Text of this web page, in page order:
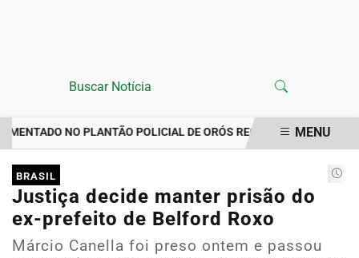
NO PLANTÃO POLICIAL DE ORÓS REGISTRA
EM ALTA
MENU
BRASIL
Justiça decide manter prisão do
ex-prefeito de Belford Roxo
Márcio Canella foi preso ontem e passou